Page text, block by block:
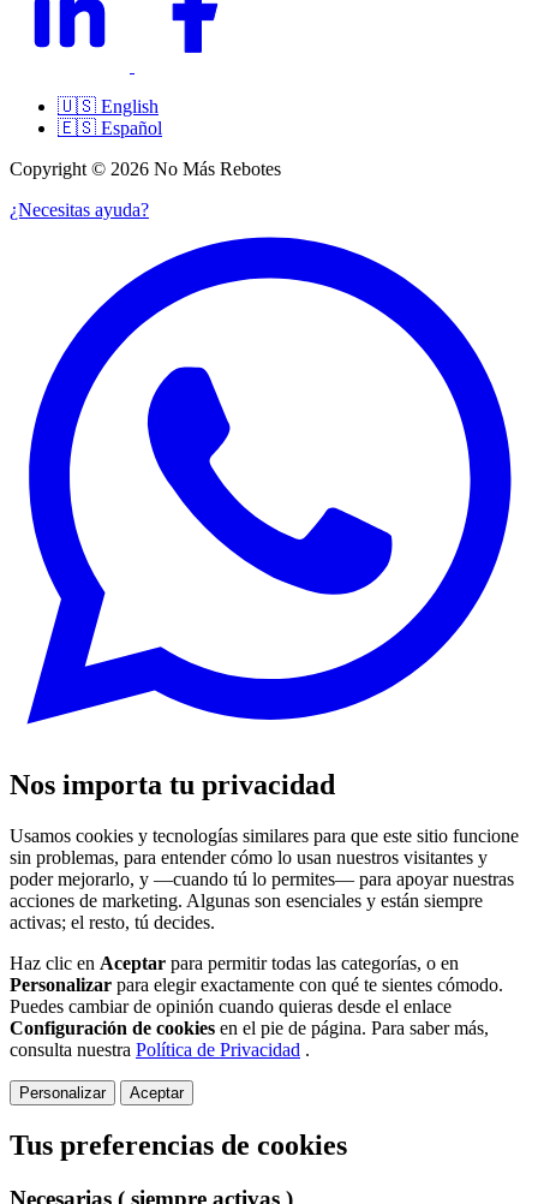
🇺🇸 English
🇪🇸 Español
Copyright © 2026 No Más Rebotes
¿Necesitas ayuda?
Nos importa tu privacidad
Usamos cookies y tecnologías similares para que este sitio funcione
sin problemas, para entender cómo lo usan nuestros visitantes y
poder mejorarlo, y —cuando tú lo permites— para apoyar nuestras
acciones de marketing. Algunas son esenciales y están siempre
activas; el resto, tú decides.
Haz clic en Aceptar para permitir todas las categorías, o en
Personalizar para elegir exactamente con qué te sientes cómodo.
Puedes cambiar de opinión cuando quieras desde el enlace
Configuración de cookies en el pie de página. Para saber más,
consulta nuestra Política de Privacidad .
Personalizar Aceptar
Tus preferencias de cookies
Necesarias ( siempre activas )